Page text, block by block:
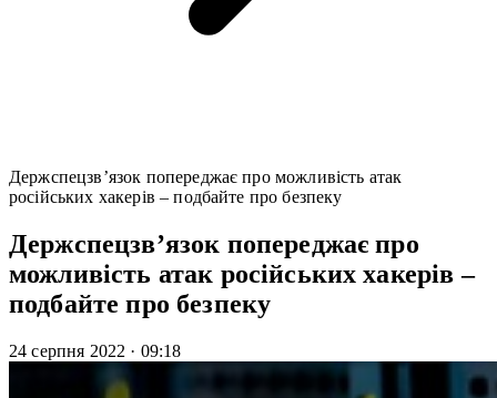
Держспецзв’язок попереджає про можливість атак
російських хакерів – подбайте про безпеку
Держспецзв’язок попереджає про
можливість атак російських хакерів –
подбайте про безпеку
24 серпня 2022 · 09:18